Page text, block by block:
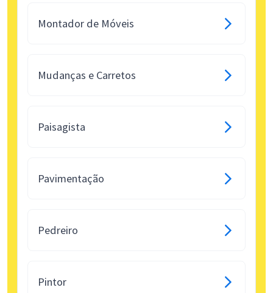
Montador de Móveis
Mudanças e Carretos
Paisagista
Pavimentação
Pedreiro
Pintor